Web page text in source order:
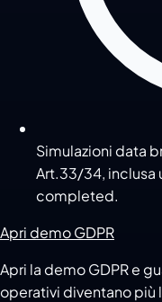
Simulazioni data
Art.33/34, inclusa
completed.
Apri demo GDPR
Apri la demo GDPR e
operativi diventano più